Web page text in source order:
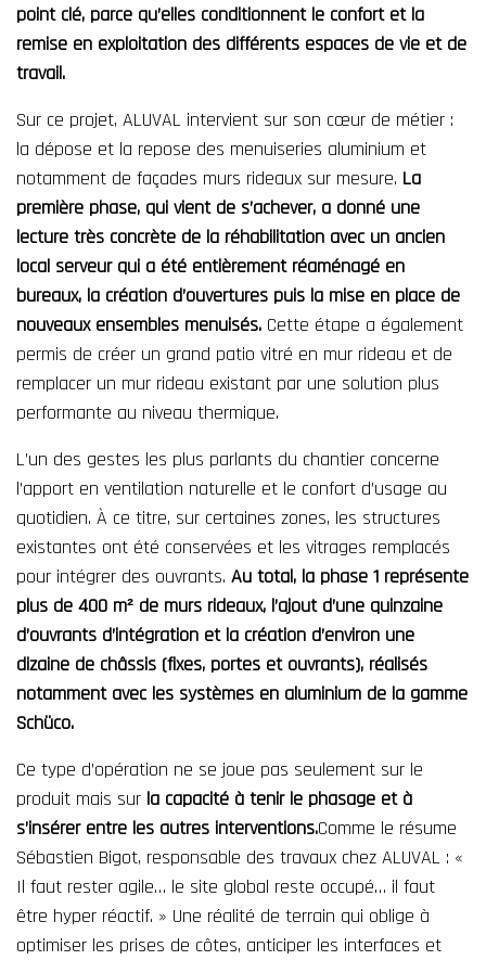
point clé, parce qu’elles conditionnent le confort et la
remise en exploitation des différents espaces de vie et de
travail.
Sur ce projet, ALUVAL intervient sur son cœur de métier :
la dépose et la repose des menuiseries aluminium et
notamment de façades murs rideaux sur mesure. La
première phase, qui vient de s’achever, a donné une
lecture très concrète de la réhabilitation avec un ancien
local serveur qui a été entièrement réaménagé en
bureaux, la création d’ouvertures puis la mise en place de
nouveaux ensembles menuisés. Cette étape a également
permis de créer un grand patio vitré en mur rideau et de
remplacer un mur rideau existant par une solution plus
performante au niveau thermique.
L’un des gestes les plus parlants du chantier concerne
l’apport en ventilation naturelle et le confort d’usage au
quotidien. À ce titre, sur certaines zones, les structures
existantes ont été conservées et les vitrages remplacés
pour intégrer des ouvrants. Au total, la phase 1 représente
plus de 400 m² de murs rideaux, l’ajout d’une quinzaine
d’ouvrants d’intégration et la création d’environ une
dizaine de châssis (fixes, portes et ouvrants), réalisés
notamment avec les systèmes en aluminium de la gamme
Schüco.
Ce type d’opération ne se joue pas seulement sur le
produit mais sur la capacité à tenir le phasage et à
s’insérer entre les autres interventions.Comme le résume
Sébastien Bigot, responsable des travaux chez ALUVAL : «
Il faut rester agile… le site global reste occupé… il faut
être hyper réactif. » Une réalité de terrain qui oblige à
optimiser les prises de côtes, anticiper les interfaces et